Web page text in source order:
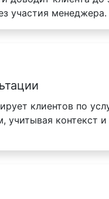
участия менеджера.
клиентов по
учитывая контекст